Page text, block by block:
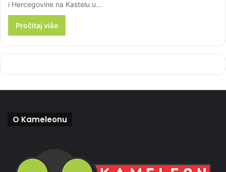
i Hercegovine na Kastelu u…
Pročitaj više
O Kameleonu